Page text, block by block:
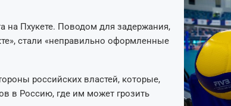
на Пхукете. Поводом для задержания,
стали «неправильно оформленные
российских властей, которые,
в Россию, где им может грозить